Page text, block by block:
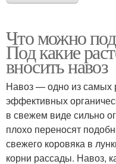
Что можно
Под какие
вносить навоз
Навоз — одно из самых
эффективных
в свежем виде сильно
плохо переносят
свежего коровяка в
корни рассады. Навоз,